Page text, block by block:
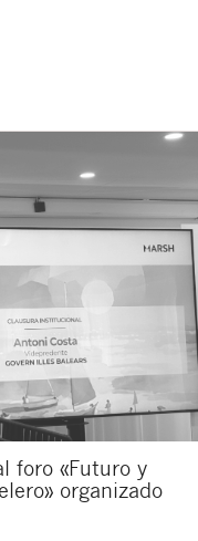
foro «Futuro y
organizado